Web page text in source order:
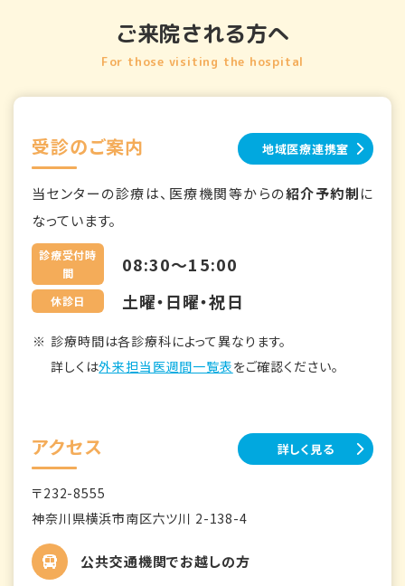
ご来院される方へ
For those visiting the hospital
受診のご案内 地域医療連携室
当センターの診療は、医療機関等からの紹介予約制に
なっています。
診療受付時
間
08:30～15:00
休診日 土曜・日曜・祝日
診療時間は各診療科によって異なります。
詳しくは外来担当医週間一覧表をご確認ください。
アクセス 詳しく見る
〒232-8555
神奈川県横浜市南区六ツ川 2-138-4
公共交通機関でお越しの方